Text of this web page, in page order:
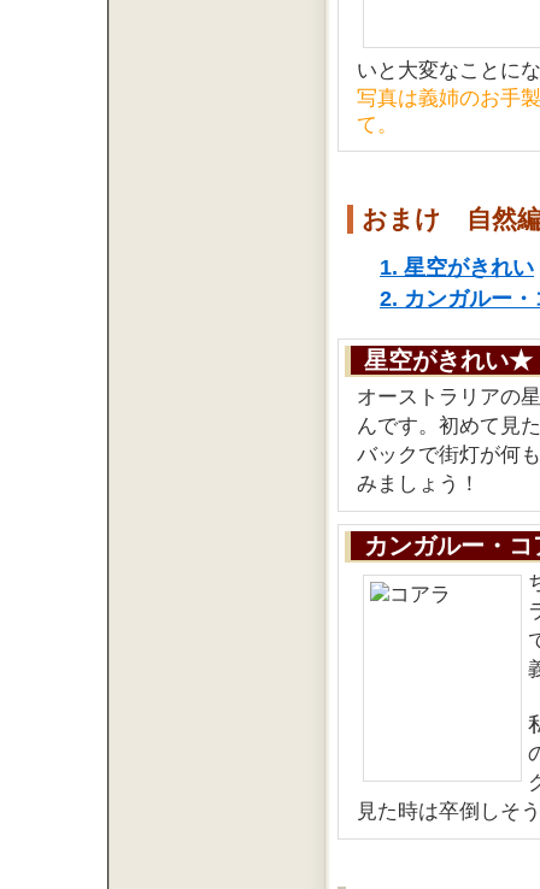
いと大変なことに
写真は義姉のお手
て。
おまけ 自然
1. 星空がきれい
2. カンガルー
星空がきれい★
オーストラリアの
んです。初めて見
バックで街灯が何
みましょう！
カンガルー・
見た時は卒倒しそ